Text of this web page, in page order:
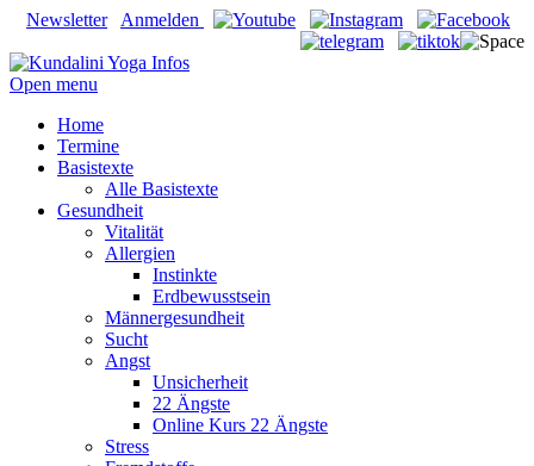
Newsletter Anmelden
Open menu
Home
Termine
Basistexte
Alle Basistexte
Gesundheit
Vitalität
Allergien
Instinkte
Erdbewusstsein
Männergesundheit
Sucht
Angst
Unsicherheit
22 Ängste
Online Kurs 22 Ängste
Stress